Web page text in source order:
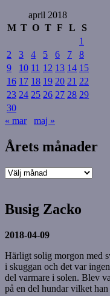
april 2018
M T O T F L
S
1
2
3 4 5 6 7
8
9
10 11 12 13 14 15
16 17 18 19 20 21 22
23 24 25 26 27 28 29
30
« mar
maj »
Årets månader
Årets
Busig Zacko
2018-04-09
Härligt solig morgon med
i skuggan och det var
del varmare i solen. Blev
på en del hundar vilket han